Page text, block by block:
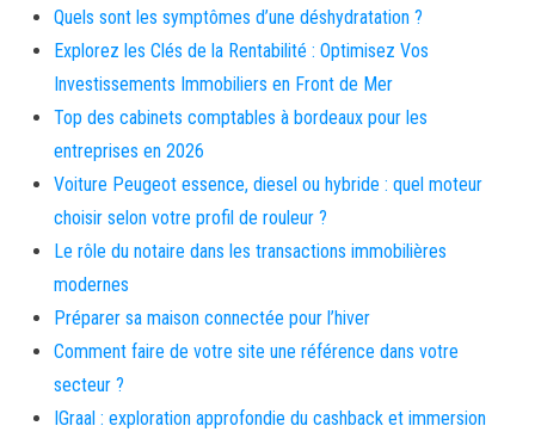
Quels sont les symptômes d’une déshydratation ?
Explorez les Clés de la Rentabilité : Optimisez Vos
Investissements Immobiliers en Front de Mer
Top des cabinets comptables à bordeaux pour les
entreprises en 2026
Voiture Peugeot essence, diesel ou hybride : quel moteur
choisir selon votre profil de rouleur ?
Le rôle du notaire dans les transactions immobilières
modernes
Préparer sa maison connectée pour l’hiver
Comment faire de votre site une référence dans votre
secteur ?
IGraal : exploration approfondie du cashback et immersion